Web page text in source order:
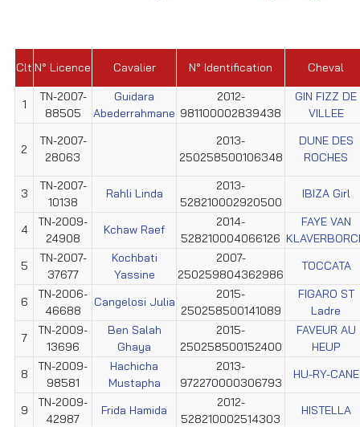
Clt N° Licence Cavalier N° Identification Cheval
1
TN-2007-
88505
Guidara
Abederrahmane
2012-
981100002839438
GIN FIZZ DE
VILLEE
2
TN-2007-
28063
2013-
250258500106348
DUNE DES
ROCHES
3
TN-2007-
10138
Rahli Linda
2013-
528210002920500
IBIZA Girl
4
TN-2009-
24908
Kchaw Raef
2014-
528210004066126
FAYE VAN
5
TN-2007-
37677
Kochbati
Yassine
2007-
250259804362986
TOCCATA
6
TN-2006-
46688
Cangelosi Julia
2015-
250258500141089
FIGARO ST
Ladre
7
TN-2009-
13696
Ben Salah
Ghaya
2015-
250258500152400
FAVEUR AU
HEUP
8
TN-2009-
98581
Hachicha
Mustapha
2013-
972270000306793
HU-RY-CANE
9
TN-2009-
42987
Frida Hamida
2012-
528210002514303
HISTELLA